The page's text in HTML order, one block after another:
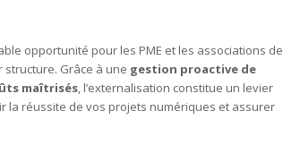
opportunité pour les PME et les associations de
Grâce à une gestion proactive de
maîtrisés, l’externalisation constitue un levier
la réussite de vos projets numériques et assurer